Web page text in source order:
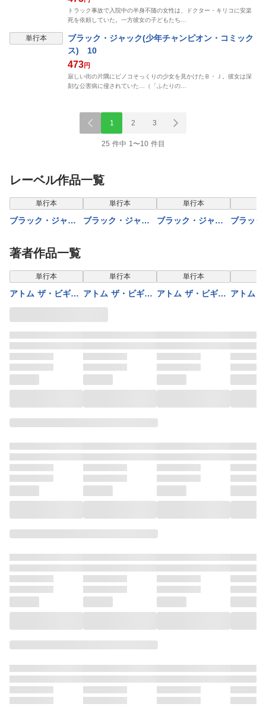
トラック事故で入院中の半身不随の女性は、ドクター・キリコに安楽
死を依頼していた。一方彼女の子どもたち…
単行本
ブラック・ジャック(少年チャンピオン・コミック
ス) 10
473円
寂しい街の片隅にピノコそっくりの少女を見かけたＢ・Ｊ。彼女は深
刻な公害病に侵されていた…（「ふたりの…
1 2 3
25 件中 1〜10 件目
レーベル作品一覧
単行本
ブラック・ジャッ
ン・コミックス)
1
単行本
ブラック・ジャッ
単行本
ブラック・ジャッ
ブラッ
著者作品一覧
単行本
アトム ザ・ビギニ
ング(26)
単行本
アトム ザ・ビギニ
ング(24)
単行本
アトム ザ・ビギニ アトム